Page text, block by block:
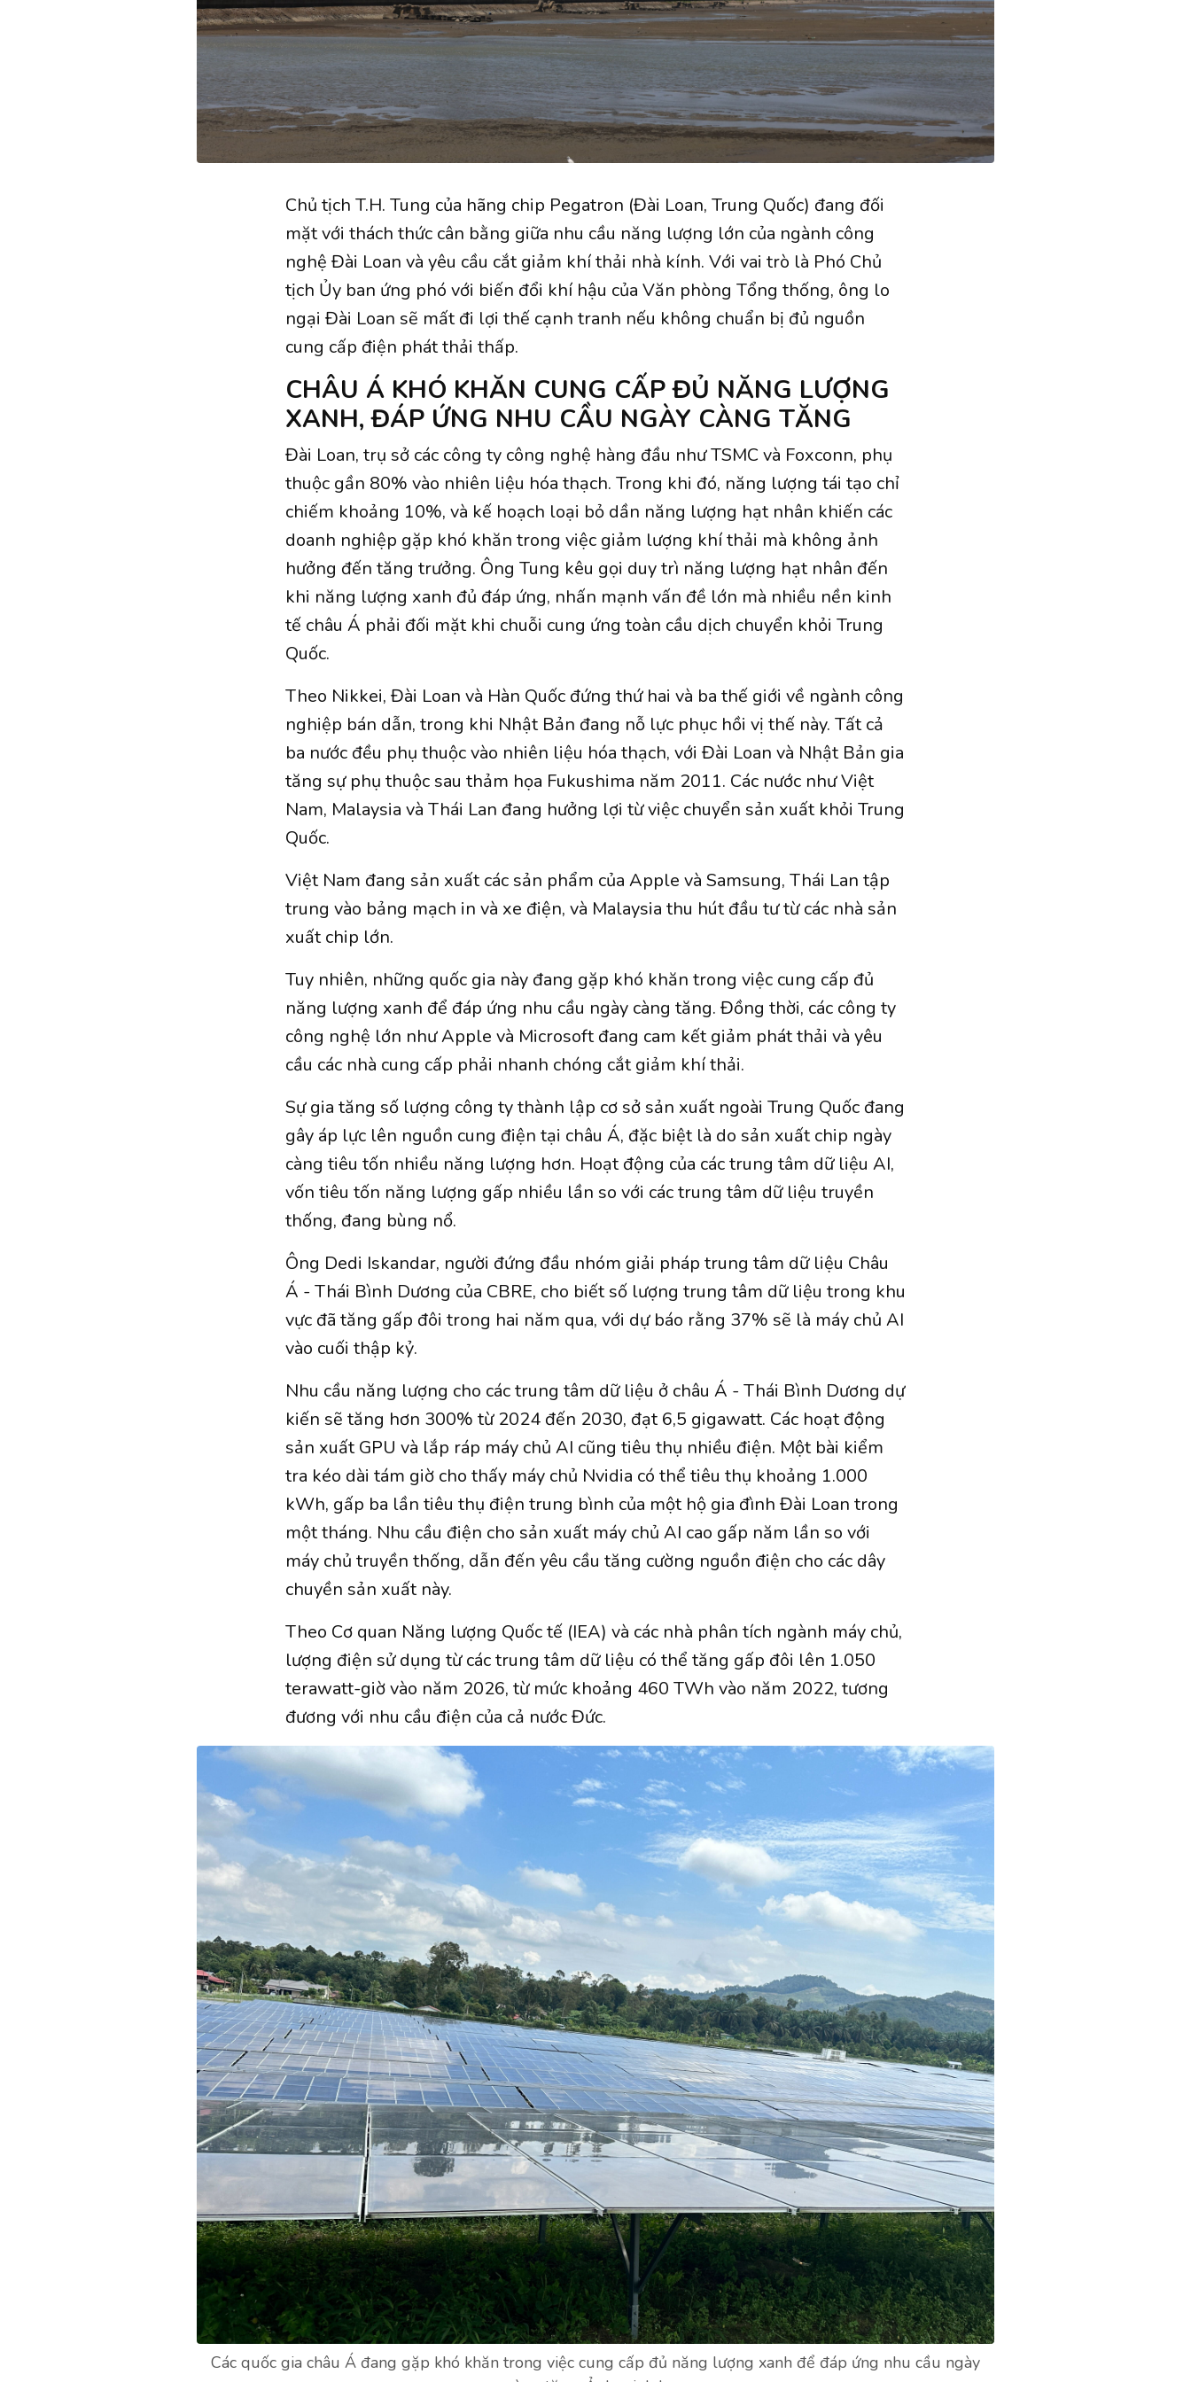
Chủ tịch T.H. Tung của hãng chip Pegatron (Đài Loan, Trung Quốc) đang đối
mặt với thách thức cân bằng giữa nhu cầu năng lượng lớn của ngành công
nghệ Đài Loan và yêu cầu cắt giảm khí thải nhà kính. Với vai trò là Phó Chủ
tịch Ủy ban ứng phó với biến đổi khí hậu của Văn phòng Tổng thống, ông lo
ngại Đài Loan sẽ mất đi lợi thế cạnh tranh nếu không chuẩn bị đủ nguồn
cung cấp điện phát thải thấp.
CHÂU Á KHÓ KHĂN CUNG CẤP ĐỦ NĂNG LƯỢNG
XANH, ĐÁP ỨNG NHU CẦU NGÀY CÀNG TĂNG
Đài Loan, trụ sở các công ty công nghệ hàng đầu như TSMC và Foxconn, phụ
thuộc gần 80% vào nhiên liệu hóa thạch. Trong khi đó, năng lượng tái tạo chỉ
chiếm khoảng 10%, và kế hoạch loại bỏ dần năng lượng hạt nhân khiến các
doanh nghiệp gặp khó khăn trong việc giảm lượng khí thải mà không ảnh
hưởng đến tăng trưởng. Ông Tung kêu gọi duy trì năng lượng hạt nhân đến
khi năng lượng xanh đủ đáp ứng, nhấn mạnh vấn đề lớn mà nhiều nền kinh
tế châu Á phải đối mặt khi chuỗi cung ứng toàn cầu dịch chuyển khỏi Trung
Quốc.
Theo Nikkei, Đài Loan và Hàn Quốc đứng thứ hai và ba thế giới về ngành công
nghiệp bán dẫn, trong khi Nhật Bản đang nỗ lực phục hồi vị thế này. Tất cả
ba nước đều phụ thuộc vào nhiên liệu hóa thạch, với Đài Loan và Nhật Bản gia
tăng sự phụ thuộc sau thảm họa Fukushima năm 2011. Các nước như Việt
Nam, Malaysia và Thái Lan đang hưởng lợi từ việc chuyển sản xuất khỏi Trung
Quốc.
Việt Nam đang sản xuất các sản phẩm của Apple và Samsung, Thái Lan tập
trung vào bảng mạch in và xe điện, và Malaysia thu hút đầu tư từ các nhà sản
xuất chip lớn.
Tuy nhiên, những quốc gia này đang gặp khó khăn trong việc cung cấp đủ
năng lượng xanh để đáp ứng nhu cầu ngày càng tăng. Đồng thời, các công ty
công nghệ lớn như Apple và Microsoft đang cam kết giảm phát thải và yêu
cầu các nhà cung cấp phải nhanh chóng cắt giảm khí thải.
Sự gia tăng số lượng công ty thành lập cơ sở sản xuất ngoài Trung Quốc đang
gây áp lực lên nguồn cung điện tại châu Á, đặc biệt là do sản xuất chip ngày
càng tiêu tốn nhiều năng lượng hơn. Hoạt động của các trung tâm dữ liệu AI,
vốn tiêu tốn năng lượng gấp nhiều lần so với các trung tâm dữ liệu truyền
thống, đang bùng nổ.
Ông Dedi Iskandar, người đứng đầu nhóm giải pháp trung tâm dữ liệu Châu
Á - Thái Bình Dương của CBRE, cho biết số lượng trung tâm dữ liệu trong khu
vực đã tăng gấp đôi trong hai năm qua, với dự báo rằng 37% sẽ là máy chủ AI
vào cuối thập kỷ.
Nhu cầu năng lượng cho các trung tâm dữ liệu ở châu Á - Thái Bình Dương dự
kiến sẽ tăng hơn 300% từ 2024 đến 2030, đạt 6,5 gigawatt. Các hoạt động
sản xuất GPU và lắp ráp máy chủ AI cũng tiêu thụ nhiều điện. Một bài kiểm
tra kéo dài tám giờ cho thấy máy chủ Nvidia có thể tiêu thụ khoảng 1.000
kWh, gấp ba lần tiêu thụ điện trung bình của một hộ gia đình Đài Loan trong
một tháng. Nhu cầu điện cho sản xuất máy chủ AI cao gấp năm lần so với
máy chủ truyền thống, dẫn đến yêu cầu tăng cường nguồn điện cho các dây
chuyền sản xuất này.
Theo Cơ quan Năng lượng Quốc tế (IEA) và các nhà phân tích ngành máy chủ,
lượng điện sử dụng từ các trung tâm dữ liệu có thể tăng gấp đôi lên 1.050
terawatt-giờ vào năm 2026, từ mức khoảng 460 TWh vào năm 2022, tương
đương với nhu cầu điện của cả nước Đức.
Các quốc gia châu Á đang gặp khó khăn trong việc cung cấp đủ năng lượng xanh để đáp ứng nhu cầu ngày